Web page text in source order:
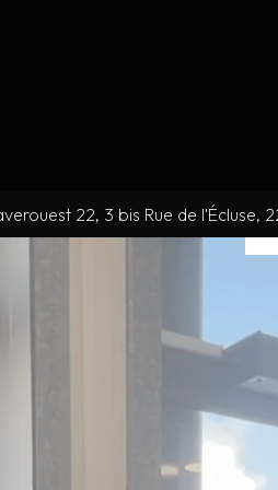
22, 3 bis Rue de l'Écluse,